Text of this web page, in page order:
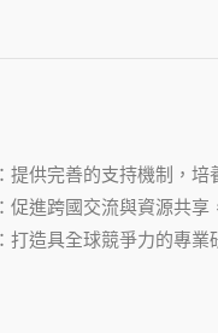
提供完善的支持機制，
促進跨國交流與資源共享
打造具全球競爭力的專業